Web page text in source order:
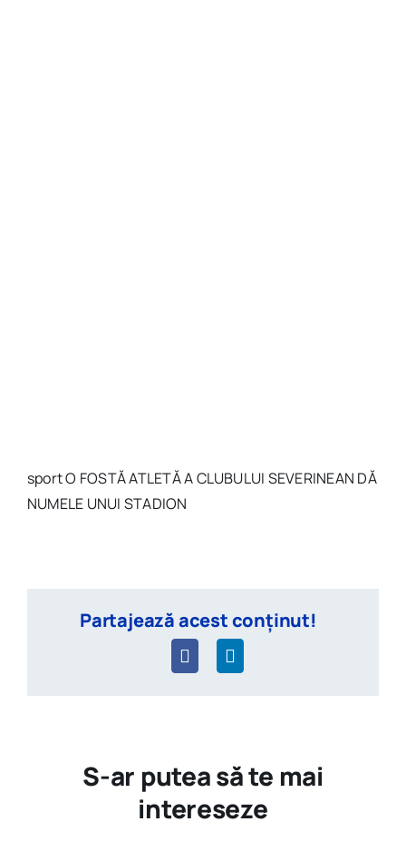
sport O FOSTĂ ATLETĂ A CLUBULUI SEVERINEAN DĂ
NUMELE UNUI STADION
Partajează acest conținut!
S-ar putea să te mai
intereseze